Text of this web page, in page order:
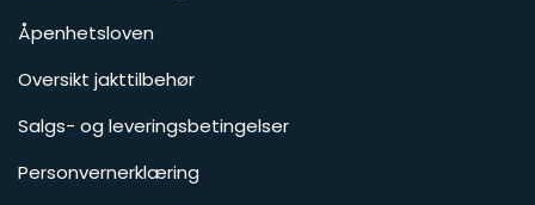
Åpenhetsloven
Oversikt jakttilbehør
Salgs- og leveringsbetingelser
Personvernerklæring